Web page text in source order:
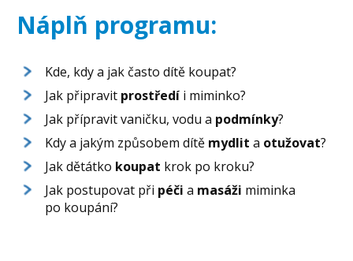
Náplň programu:
Kde, kdy a jak často dítě koupat?
Jak připravit prostředí i miminko?
Jak přípravit vaničku, vodu a podmínky?
Kdy a jakým způsobem dítě mydlita otužovat?
Jak dětátko koupat krok po kroku?
Jak postupovat při péči a masáži miminka
po koupání?